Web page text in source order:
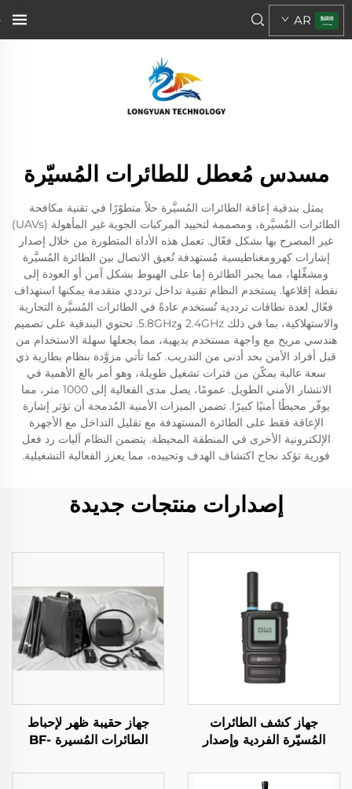
AR
مسدس مُعطل للطائرات المُسيّرة
يمثل بندقية إعاقة الطائرات المُسيَّرة حلاً متطوّرًا في تقنية مكافحة
الطائرات المُسيَّرة، ومصممة لتحييد المركبات الجوية غير المأهولة (UAVs)
غير المصرح بها بشكل فعّال. تعمل هذه الأداة المتطورة من خلال إصدار
إشارات كهرومغناطيسية مُستهدفة تُعيق الاتصال بين الطائرة المُسيَّرة
ومشغِّلها، مما يجبر الطائرة إما على الهبوط بشكل آمن أو العودة إلى
نقطة إقلاعها. يستخدم النظام تقنية تداخل ترددي متقدمة يمكنها استهداف
فعّال لعدة نطاقات ترددية تُستخدم عادةً في الطائرات المُسيَّرة التجارية
والاستهلاكية، بما في ذلك 2.4GHz و5.8GHz. تحتوي البندقية على تصميم
هندسي مريح مع واجهة مستخدم بديهية، مما يجعلها سهلة الاستخدام من
قبل أفراد الأمن بحد أدنى من التدريب. كما تأتي مزوَّدة بنظام بطارية ذي
سعة عالية يمكّن من فترات تشغيل طويلة، وهو أمر بالغ الأهمية في
الانتشار الأمني الطويل. عمومًا، يصل مدى الفعالية إلى 1000 متر، مما
يوفّر محيطًا أمنيًا كبيرًا. تضمن الميزات الأمنية المُدمجة أن تؤثر إشارة
الإعاقة فقط على الطائرة المستهدفة مع تقليل التداخل مع الأجهزة
الإلكترونية الأخرى في المنطقة المحيطة. يتضمن النظام آليات رد فعل
فورية تؤكد نجاح اكتشاف الهدف وتحييده، مما يعزز الفعالية التشغيلية.
إصدارات منتجات جديدة
جهاز كشف الطائرات
المُسيّرة الفردية وإصدار
جهاز حقيبة ظهر لإحباط
الطائرات المُسيرة BF-